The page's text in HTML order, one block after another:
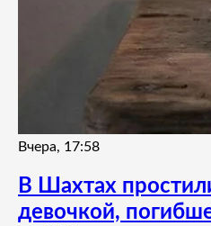
Вчера, 17:58
В Шахтах
девочкой,